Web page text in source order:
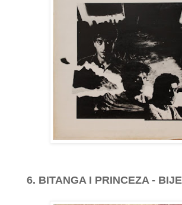
6. BITANGA I PRINCEZA -